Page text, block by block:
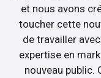
et nous avons
toucher cette
de travailler
expertise en
nouveau public.